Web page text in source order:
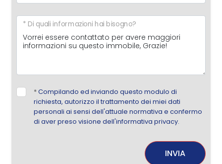
* Di quali informazioni hai bisogno?
*Compilando ed inviando questo modulo di
richiesta, autorizzo il trattamento dei miei dati
personali ai sensi dell'attuale normativa e confermo
di aver preso visione dell'informativa privacy.
INVIA